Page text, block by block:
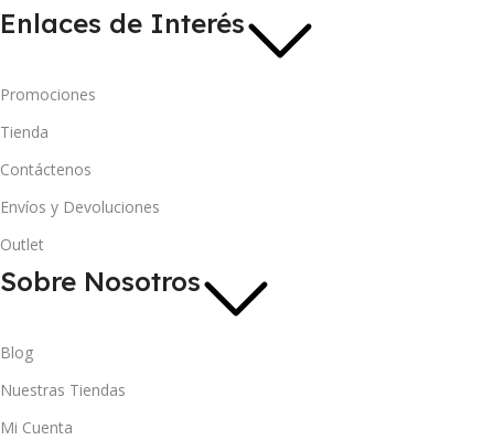
Enlaces de Interés
Promociones
Tienda
Contáctenos
Envíos y Devoluciones
Outlet
Sobre Nosotros
Blog
Nuestras Tiendas
Mi Cuenta